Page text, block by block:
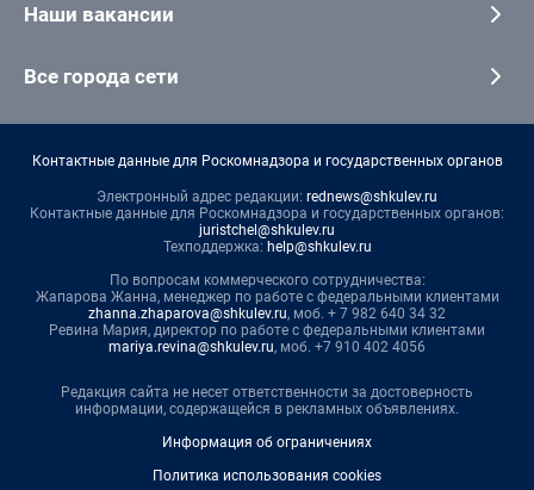
Наши вакансии
Все города сети
Контактные данные для Роскомнадзора и государственных органов
Электронный адрес редакции: rednews@shkulev.ru
Контактные данные для Роскомнадзора и государственных органов:
juristchel@shkulev.ru
Техподдержка: help@shkulev.ru
По вопросам коммерческого сотрудничества:
Жапарова Жанна, менеджер по работе с федеральными клиентами
zhanna.zhaparova@shkulev.ru, моб. + 7 982 640 34 32
Ревина Мария, директор по работе с федеральными клиентами
mariya.revina@shkulev.ru, моб. +7 910 402 4056
Редакция сайта не несет ответственности за достоверность
информации, содержащейся в рекламных объявлениях.
Информация об ограничениях
Политика использования cookies